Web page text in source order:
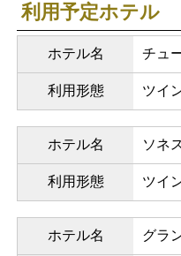
利用予定ホテル
ホテル名 チュ
利用形態 ツイ
ホテル名 ソネ
利用形態 ツイ
ホテル名 グラ